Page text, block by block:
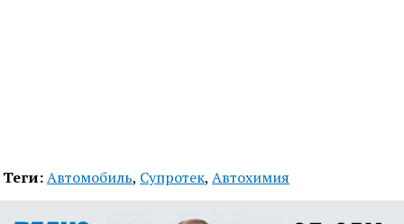
Теги:Автомобиль, Супротек, Автохимия